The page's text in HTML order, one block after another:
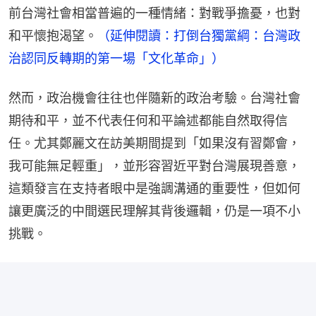
前台灣社會相當普遍的一種情緒：對戰爭擔憂，也對
和平懷抱渴望。
（延伸閱讀：打倒台獨黨綱：台灣政
治認同反轉期的第一場「文化革命」）
然而，政治機會往往也伴隨新的政治考驗。台灣社會
期待和平，並不代表任何和平論述都能自然取得信
任。尤其鄭麗文在訪美期間提到「如果沒有習鄭會，
我可能無足輕重」，並形容習近平對台灣展現善意，
這類發言在支持者眼中是強調溝通的重要性，但如何
讓更廣泛的中間選民理解其背後邏輯，仍是一項不小
挑戰。